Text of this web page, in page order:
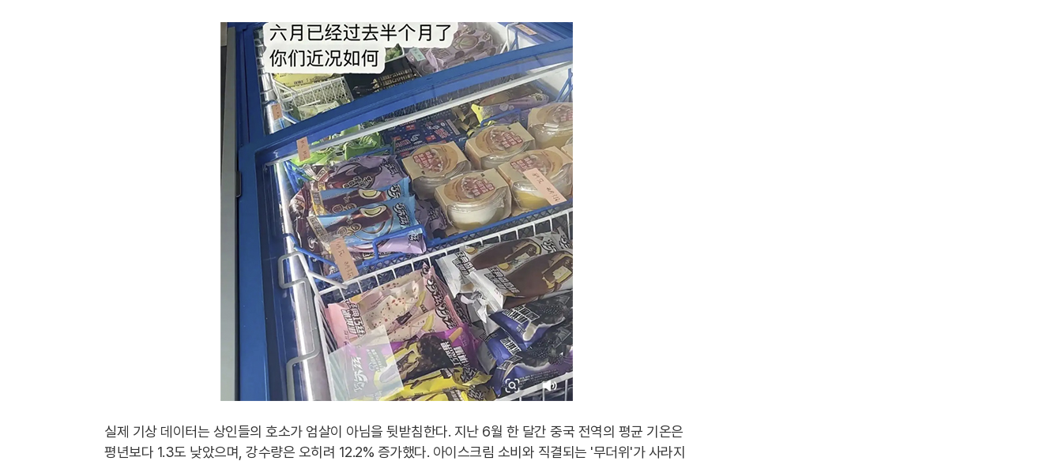
실제 기상 데이터는 상인들의 호소가 엄살이 아님을 뒷받침한다. 지난 6월 한 달간 중국 전역의 평균 기온은
평년보다 1.3도 낮았으며, 강수량은 오히려 12.2% 증가했다. 아이스크림 소비와 직결되는 '무더위'가 사라지